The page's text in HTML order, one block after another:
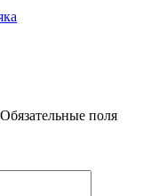
Обязательные поля